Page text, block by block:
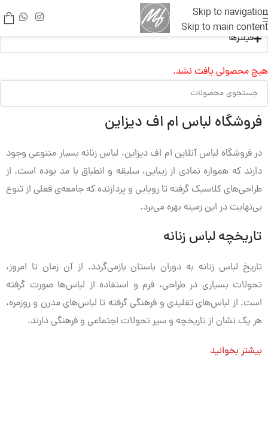
Skip to navigation
Skip to main content
فیلترها
هیچ محصولی یافت نشد.
فروشگاه لباس ام اف دیزاین
در فروشگاه لباس آنلاین ام اف دیزاین، لباس زنانه بسیار متنوعی وجود
دارند که همواره نمادی از زیبایی، سلیقه و انطباق با مد بوده است. از
طراحی‌های کلاسیک گرفته تا رویایی و پردازنده که جامعه‌ی فعلی از تنوع
بی‌نهایت در این زمینه بهره می‌برد.
تاریخچه لباس زنانه
تاریخ لباس زنانه به دوران باستان بازمی‌گردد. از آن زمان تا امروز،
تحولات بسیاری در طراحی، فرم و استفاده از لباس‌ها صورت گرفته
است. از لباس‌های تقلیدی و فرهنگی گرفته تا لباس‌های مدرن و روزمره،
هر یک نشان از تاریخچه و سیر تحولات اجتماعی و فرهنگی دارند.
بیشتر بخوانید